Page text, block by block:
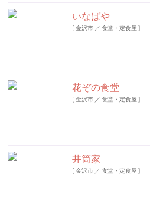
いなばや
[金沢市 ／ 食堂・定食屋 ]
花ぞの食堂
[金沢市 ／ 食堂・定食屋 ]
井筒家
[金沢市 ／ 食堂・定食屋 ]